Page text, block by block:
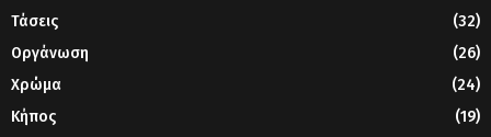
Τάσεις
(32)
Οργάνωση
(26)
Χρώμα
(24)
Κήπος
(19)